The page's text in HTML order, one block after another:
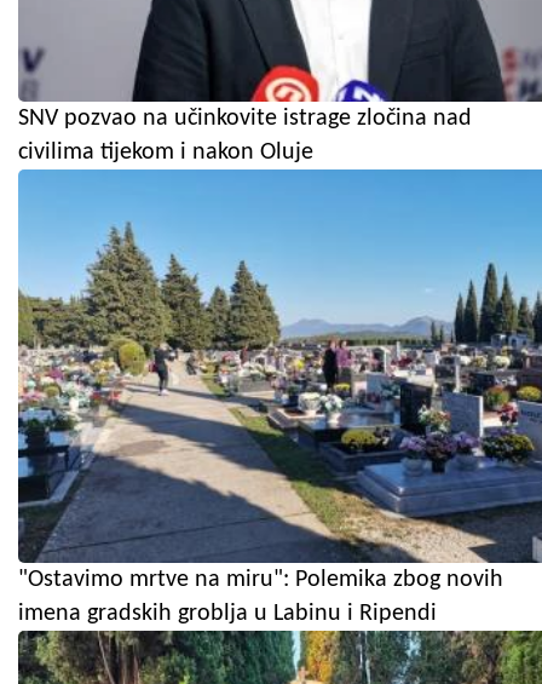
SNV pozvao na učinkovite istrage zločina nad
civilima tijekom i nakon Oluje
"Ostavimo mrtve na miru": Polemika zbog novih
imena gradskih groblja u Labinu i Ripendi